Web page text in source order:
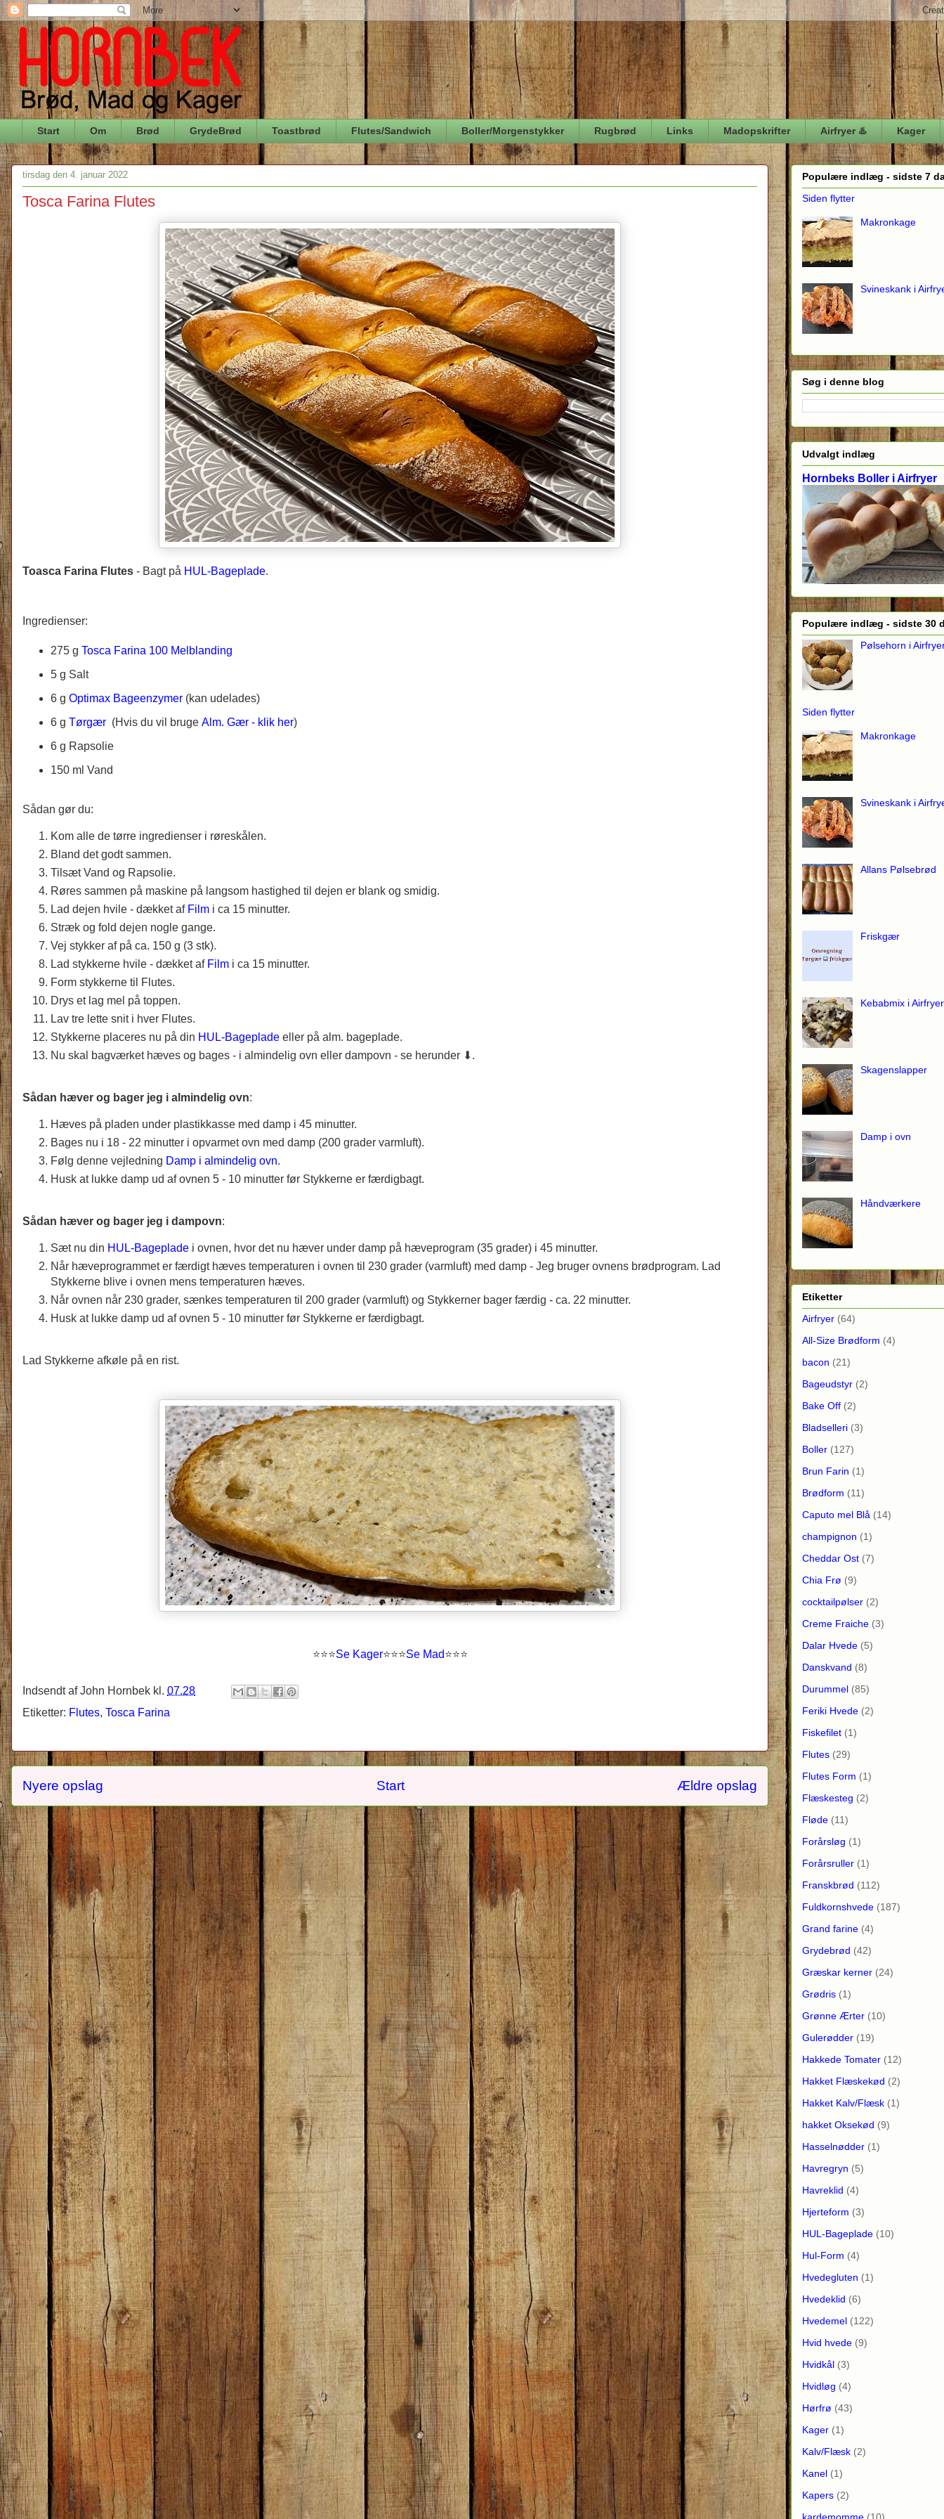
Start Om Brød GrydeBrød Toastbrød Flutes/Sandwich Boller/Morgenstykker Rugbrød Links Madopskrifter Airfryer ♨️ Kager
tirsdag den 4. januar 2022
Tosca Farina Flutes
Toasca Farina Flutes - Bagt på HUL-Bageplade.
Ingredienser:
275 g Tosca Farina 100 Melblanding
5 g Salt
6 g Optimax Bageenzymer (kan udelades)
6 g Tørgær (Hvis du vil bruge Alm. Gær - klik her)
6 g Rapsolie
150 ml Vand
Sådan gør du:
Kom alle de tørre ingredienser i røreskålen.
Bland det godt sammen.
Tilsæt Vand og Rapsolie.
Røres sammen på maskine på langsom hastighed til dejen er blank og smidig.
Lad dejen hvile - dækket af Film i ca 15 minutter.
Stræk og fold dejen nogle gange.
Vej stykker af på ca. 150 g (3 stk).
Lad stykkerne hvile - dækket af Film i ca 15 minutter.
Form stykkerne til Flutes.
Drys et lag mel på toppen.
Lav tre lette snit i hver Flutes.
Stykkerne placeres nu på din HUL-Bageplade eller på alm. bageplade.
Nu skal bagværket hæves og bages - i almindelig ovn eller dampovn - se herunder ⬇.
Sådan hæver og bager jeg i almindelig ovn:
Hæves på pladen under plastikkasse med damp i 45 minutter.
Bages nu i 18 - 22 minutter i opvarmet ovn med damp (200 grader varmluft).
Følg denne vejledning Damp i almindelig ovn.
Husk at lukke damp ud af ovnen 5 - 10 minutter før Stykkerne er færdigbagt.
Sådan hæver og bager jeg i dampovn:
Sæt nu din HUL-Bageplade i ovnen, hvor det nu hæver under damp på hæveprogram (35 grader) i 45 minutter.
Når hæveprogrammet er færdigt hæves temperaturen i ovnen til 230 grader (varmluft) med damp - Jeg bruger ovnens brødprogram. Lad
Stykkerne blive i ovnen mens temperaturen hæves.
Når ovnen når 230 grader, sænkes temperaturen til 200 grader (varmluft) og Stykkerner bager færdig - ca. 22 minutter.
Husk at lukke damp ud af ovnen 5 - 10 minutter før Stykkerne er færdigbagt.
Lad Stykkerne afkøle på en rist.
⭐⭐⭐Se Kager⭐⭐⭐Se Mad⭐⭐⭐
Indsendt afJohn Hornbek kl. 07.28
Etiketter: Flutes, Tosca Farina
Nyere opslag Ældre opslag
Start
Populære indlæg - sidste 7
Siden flytter
Makronkage
Svineskank i
Søg i denne blog
Udvalgt indlæg
Hornbeks Boller i Airfryer
Populære indlæg - sidste 30
Pølsehorn i
Siden flytter
Makronkage
Svineskank i
Allans Pølsebrød
Friskgær
Kebabmix i Airfryer
Skagenslapper
Damp i ovn
Håndværkere
Etiketter
Airfryer (64)
All-Size Brødform (4)
bacon (21)
Bageudstyr (2)
Bake Off (2)
Bladselleri (3)
Boller (127)
Brun Farin (1)
Brødform (11)
Caputo mel Blå (14)
champignon (1)
Cheddar Ost (7)
Chia Frø (9)
cocktailpølser (2)
Creme Fraiche (3)
Dalar Hvede (5)
Danskvand (8)
Durummel (85)
Feriki Hvede (2)
Fiskefilet (1)
Flutes (29)
Flutes Form (1)
Flæskesteg (2)
Fløde (11)
Forårsløg (1)
Forårsruller (1)
Franskbrød (112)
Fuldkornshvede (187)
Grand farine (4)
Grydebrød (42)
Græskar kerner (24)
Grødris (1)
Grønne Ærter (10)
Gulerødder (19)
Hakkede Tomater (12)
Hakket Flæskekød (2)
Hakket Kalv/Flæsk (1)
hakket Oksekød (9)
Hasselnødder (1)
Havregryn (5)
Havreklid (4)
Hjerteform (3)
HUL-Bageplade (10)
Hul-Form (4)
Hvedegluten (1)
Hvedeklid (6)
Hvedemel (122)
Hvid hvede (9)
Hvidkål (3)
Hvidløg (4)
Hørfrø (43)
Kager (1)
Kalv/Flæsk (2)
Kanel (1)
Kapers (2)
kardemomme (10)